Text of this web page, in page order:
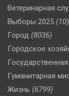
Ветеринарная
Выборы 2025 (10)
Город (8036)
Городское
Гуманитарная
Жизнь (6799)